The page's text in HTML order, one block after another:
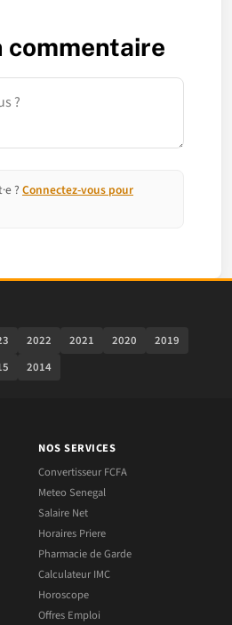
commentaire
? Connectez-vous pour
2022 2021 2020
2019
2014
NOS SERVICES
Convertisseur FCFA
Meteo Senegal
Salaire Net
Horaires Priere
Pharmacie de Garde
Calculateur IMC
Horoscope
Offres Emploi